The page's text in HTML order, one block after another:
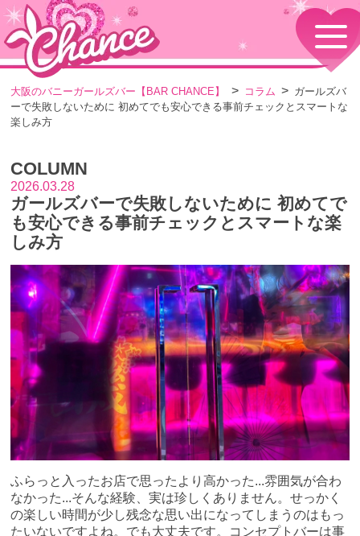
HOME
TOPページ
コンセプト
GIRLS
メニュー・料金
EVENTS
SHOP
店舗情報・よくある質問
VISITORS TO JAPAN
外国人観光客向け
RECRUIT
採用情報
大阪のバニーガールズバー【BAR CHANCE】 コラム
ガールズバ
ーで失敗しないために 初めてでも安心できる事前チェックとスマートな
楽しみ方
COLUMN
2026.03.28
ガールズバーで失敗しないために 初めてで
も安心できる事前チェックとスマートな楽
しみ方
ふらっと入ったお店で思ったより高かった...雰囲気が合わ
なかった...そんな経験、実は珍しくありません。せっかく
の楽しい時間が少し残念な思い出になってしまうのはもっ
たいないですよね。でも大丈夫です。コンセプトバーは事